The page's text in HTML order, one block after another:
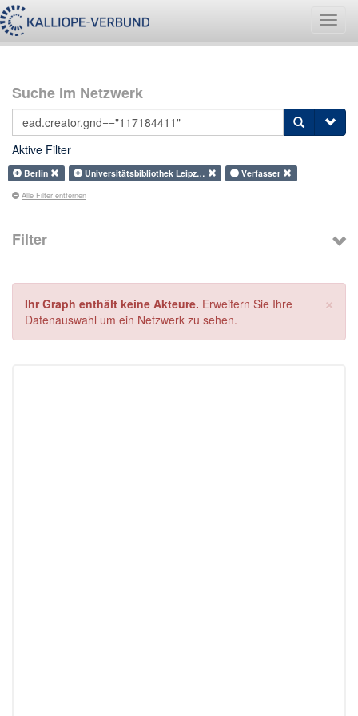
Suche im Netzwerk
Aktive Filter
Berlin Universitätsbibliothek Leipz… Verfasser
Alle Filter entfernen
Filter
×
Ihr Graph enthält keine Akteure. Erweitern Sie Ihre
Datenauswahl um ein Netzwerk zu sehen.